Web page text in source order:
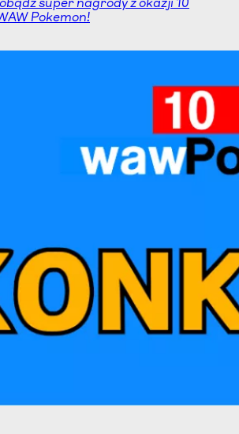
super nagrody z okazji 10
Pokemon!